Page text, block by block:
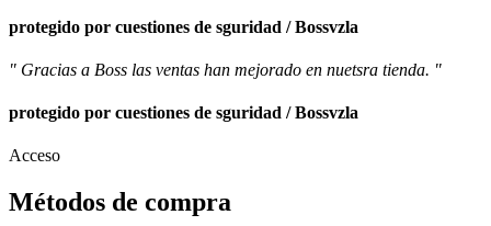
protegido por cuestiones de sguridad / Bossvzla
" Gracias a Boss las ventas han mejorado en nuetsra tienda. "
protegido por cuestiones de sguridad / Bossvzla
Acceso
Métodos de compra